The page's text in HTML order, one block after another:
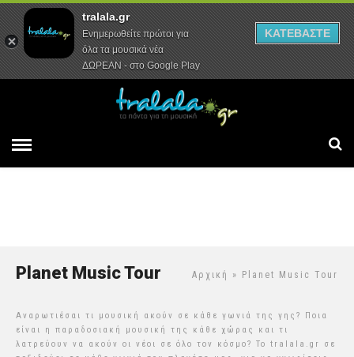
Αρχική Συνεντεύξεις Ρεπορτάζ
Αρχική » Planet Music Tour
Planet Music Tour
Αναρωτιέσαι τι μουσική ακούν σε κάθε γωνιά της γης? Ποια
είναι η παραδοσιακή μουσική της κάθε χώρας και τι
λατρεύουν να ακούν οι νέοι σε όλο τον κόσμο? Το tralala.gr σε
tralala.gr
Ενημερωθείτε πρώτοι για
όλα τα μουσικά νέα
ΔΩΡΕΑΝ - στο Google Play
ΚΑΤΕΒΑΣΤΕ